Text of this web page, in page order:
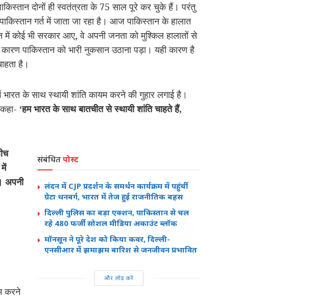
दोनों ही स्वतंत्रता के 75 साल पूरे कर चुके हैं। परंतु
गर्त में जाता जा रहा है। आज पाकिस्तान के हालात
में कोई भी सरकार आए, वे अपनी जनता को मुश्किल हालातों से
पाकिस्तान को भारी नुकसान उठाना पड़ा। यही कारण है
है।
के साथ स्थायी शांति कायम करने की गुहार लगाई है।
‘हम भारत के साथ बातचीत से स्थायी शांति चाहते हैं,
संबंधितपोस्ट
लंदन में CJP प्रदर्शन के समर्थन कार्यक्रम में पहुंचीं
ग्रेटा थनबर्ग, भारत में तेज हुई राजनीतिक बहस
दिल्ली पुलिस का बड़ा एक्शन, पाकिस्तान से चल
रहे 480 फर्जी सोशल मीडिया अकाउंट ब्लॉक
मॉनसून ने पूरे देश को किया कवर, दिल्ली-
एनसीआर में झमाझम बारिश से जनजीवन प्रभावित
और लोड करें
अपनी
करने